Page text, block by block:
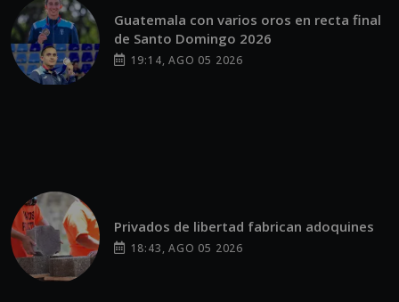
Guatemala con varios oros en recta final
de Santo Domingo 2026
19:14, AGO 05 2026
Privados de libertad fabrican adoquines
18:43, AGO 05 2026